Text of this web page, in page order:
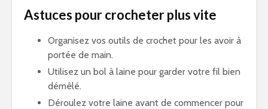
Astuces pour crocheter plus vite
Organisez vos outils de crochet pour les avoir à
portée de main.
Utilisez un bol à laine pour garder votre fil bien
démêlé.
Déroulez votre laine avant de commencer pour